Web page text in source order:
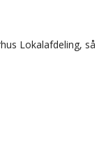
Lokalafdeling, så